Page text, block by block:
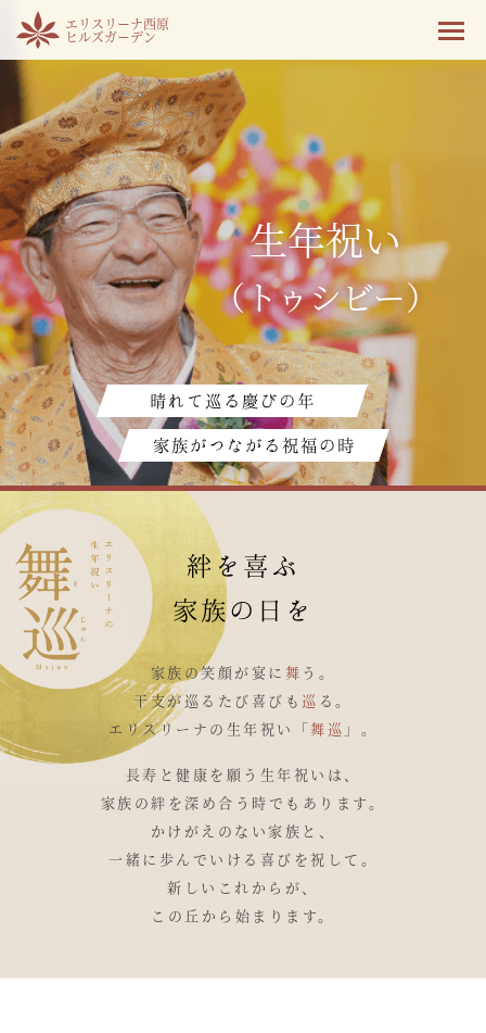
エリスリーナ西原
ヒルズガーデン
生年祝い
（トゥシビー）
晴れて巡る慶びの年
家族がつながる祝福の時
絆を喜ぶ
家族の日を
家族の笑顔が宴に 舞 う。
干支が巡るたび喜びも巡 る。
エリスリーナの生年祝い「舞巡 」。
長寿と健康を願う生年祝いは、
家族の絆を深め合う時でもあります。
かけがえのない家族と、
一緒に歩んでいける喜びを祝して。
新しいこれからが、
この丘から始まります。